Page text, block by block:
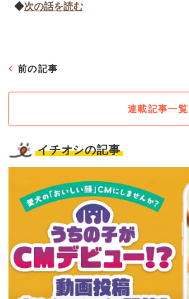
◆次の話を読む
前の記事
連載記事一覧
イチオシの記事